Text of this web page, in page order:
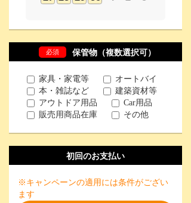
必須 保管物（複数選択可）
家具・家電等
オートバイ
本・雑誌など
建築資材等
アウトドア用品
Car用品
販売用商品在庫
その他
初回のお支払い
※キャンペーンの適用には条件がござい
ます